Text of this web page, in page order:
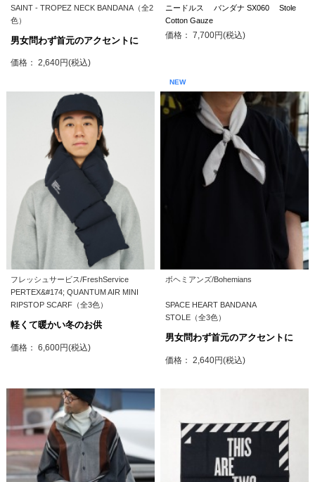
SAINT - TROPEZ NECK BANDANA（全2
色）
男女問わず首元のアクセントに
価格： 2,640円(税込)
ニードルス バンダナ SX060 Stole
Cotton Gauze
価格： 7,700円(税込)
フレッシュサービス/FreshService
PERTEX&#174; QUANTUM AIR MINI
RIPSTOP SCARF（全3色）
軽くて暖かい冬のお供
価格： 6,600円(税込)
NEW
ボヘミアンズ/Bohemians
SPACE HEART BANDANA
STOLE（全3色）
男女問わず首元のアクセントに
価格： 2,640円(税込)